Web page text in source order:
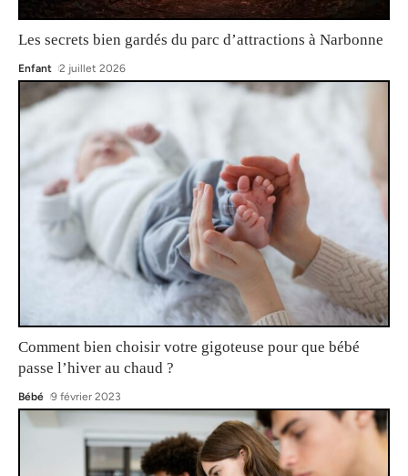
Les secrets bien gardés du parc d’attractions à Narbonne
Enfant 2 juillet 2026
Comment bien choisir votre gigoteuse pour que bébé
passe l’hiver au chaud ?
Bébé 9 février 2023